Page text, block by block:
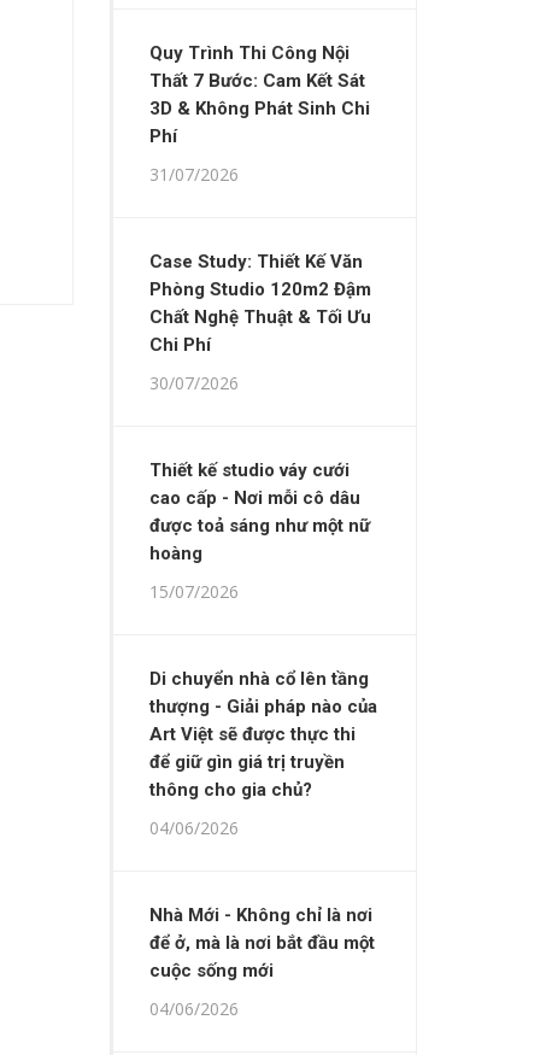
Quy Trình Thi Công Nội
Thất 7 Bước: Cam Kết Sát
3D & Không Phát Sinh Chi
Phí
31/07/2026
Case Study: Thiết Kế Văn
Phòng Studio 120m2 Đậm
Chất Nghệ Thuật & Tối Ưu
Chi Phí
30/07/2026
Thiết kế studio váy cưới
cao cấp - Nơi mỗi cô dâu
được toả sáng như một nữ
hoàng
15/07/2026
Di chuyển nhà cổ lên tầng
thượng - Giải pháp nào của
Art Việt sẽ được thực thi
để giữ gìn giá trị truyền
thông cho gia chủ?
04/06/2026
Nhà Mới - Không chỉ là nơi
để ở, mà là nơi bắt đầu một
cuộc sống mới
04/06/2026